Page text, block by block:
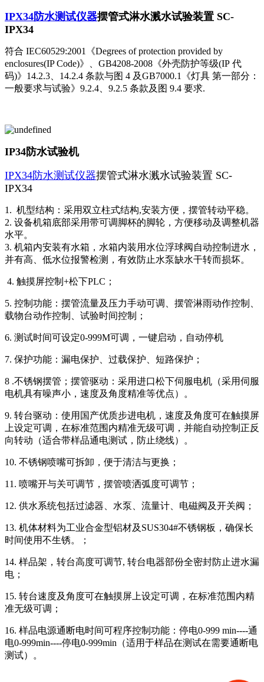
IPX34防水测试仪器摆管式淋水溅水试验装置 SC-
IPX34
符合 IEC60529:2001《Degrees of protection provided by
enclosures(IP Code)》、GB4208-2008《外壳防护等级(IP 代
码)》14.2.3、14.2.4 条款与图 4 及GB7000.1《灯具 第一部分：
一般要求与试验》9.2.4、9.2.5 条款及图 9.4 要求.
IP34防水试验机
IPX34防水测试仪器摆管式淋水溅水试验装置 SC-
IPX34
1. 机型结构：采用双立柱式结构,安装方便，摆管转动平稳。
2. 设备机箱底部采用带可调脚杯的脚轮，方便移动及调整机器
水平。
3. 机箱内安装有水箱，水箱内装用水位浮球阀自动控制进水，
并有高、低水位报警检测，有效防止水泵缺水干转而损坏。
4. 触摸屏控制+松下PLC；
5. 控制功能：摆管流量及压力手动可调、摆管淋雨动作控制、
载物台动作控制、试验时间控制；
6. 测试时间可设定0-999M可调，一键启动，自动停机
7. 保护功能：漏电保护、过载保护、短路保护；
8 .不锈钢摆管；摆管驱动：采用进口松下伺服电机（采用伺服
电机具有噪声小，速度及角度精准等优点）。
9. 转台驱动：使用国产优质步进电机，速度及角度可在触摸屏
上设定可调，在标准范围内精准无级可调，并能自动控制正反
向转动（适合带样品通电测试，防止绕线）。
10. 不锈钢喷嘴可拆卸，便于清洁与更换；
11. 喷嘴开与关可调节，摆管喷洒弧度可调节；
12. 供水系统包括过滤器、水泵、流量计、电磁阀及开关阀；
13. 机体材料为工业合金型铝材及SUS304#不锈钢板，确保长
时间使用不生锈。；
14. 样品架，转台高度可调节, 转台电器部份全密封防止进水漏
电；
15. 转台速度及角度可在触摸屏上设定可调，在标准范围内精
准无级可调；
16. 样品电源通断电时间可程序控制功能：停电0-999 min----通
电0-999min----停电0-999min（适用于样品在测试在需要通断电
测试）。